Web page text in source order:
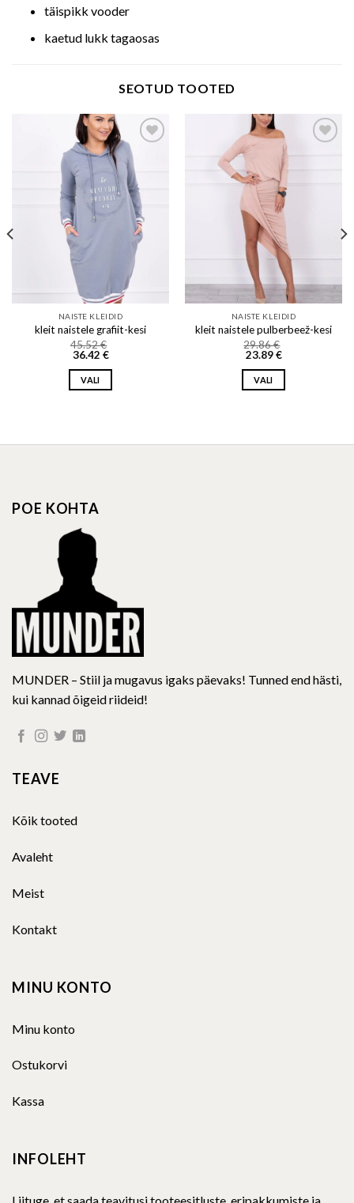
täispikk vooder
kaetud lukk tagaosas
SEOTUD TOOTED
Add to wishlist
NAISTE KLEIDID
kleit naistele grafiit-kesi
45.52€
36.42 €
VALI
multiple
may
chosen
on
the
product
page
Add to wishlist
NAISTE KLEIDID
kleit naistele pulberbeež-kesi
29.86€
23.89€
VALI
multiple
POE KOHTA
MUNDER – Stiil ja mugavus igaks päevaks! Tunned end hästi,
kui kannad õigeid riideid!
TEAVE
Kõik tooted
Avaleht
Meist
Kontakt
MINU KONTO
Minu konto
Ostukorvi
Kassa
INFOLEHT